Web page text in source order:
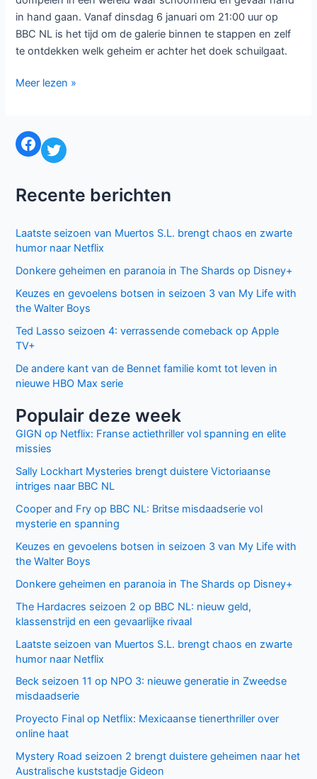
in hand gaan. Vanaf dinsdag 6 januari om 21:00 uur op
BBC NL is het tijd om de galerie binnen te stappen en zelf
te ontdekken welk geheim er achter het doek schuilgaat.
Art
misdaad
en
op
NL
Meer lezen »
Facebook Twitter
Recente berichten
Laatste seizoen van Muertos S.L. brengt chaos en zwarte
humor naar Netflix
Donkere geheimen en paranoia in The Shards op Disney+
Keuzes en gevoelens botsen in seizoen 3 van My Life with
the Walter Boys
Ted Lasso seizoen 4: verrassende comeback op Apple
TV+
De andere kant van de Bennet familie komt tot leven in
nieuwe HBO Max serie
Populair deze week
GIGN op Netflix: Franse actiethriller vol spanning en elite
missies
Sally Lockhart Mysteries brengt duistere Victoriaanse
intriges naar BBC NL
Cooper and Fry op BBC NL: Britse misdaadserie vol
mysterie en spanning
Keuzes en gevoelens botsen in seizoen 3 van My Life with
the Walter Boys
Donkere geheimen en paranoia in The Shards op Disney+
The Hardacres seizoen 2 op BBC NL: nieuw geld,
klassenstrijd en een gevaarlijke rivaal
Laatste seizoen van Muertos S.L. brengt chaos en zwarte
humor naar Netflix
Beck seizoen 11 op NPO 3: nieuwe generatie in Zweedse
misdaadserie
Proyecto Final op Netflix: Mexicaanse tienerthriller over
online haat
Mystery Road seizoen 2 brengt duistere geheimen naar het
Australische kuststadje Gideon